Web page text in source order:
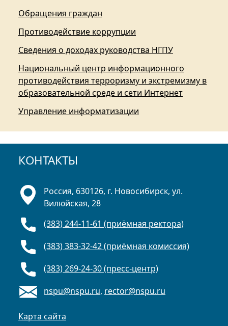
Обращения граждан
Противодействие коррупции
Сведения о доходах руководства НГПУ
Национальный центр информационного
противодействия терроризму и экстремизму в
образовательной среде и сети Интернет
Управление информатизации
КОНТАКТЫ
Россия, 630126, г. Новосибирск, ул.
Вилюйская, 28
(383) 244-11-61 (приёмная ректора)
(383) 383-32-42 (приёмная комиссия)
(383) 269-24-30 (пресс-центр)
nspu@nspu.ru, rector@nspu.ru
Карта сайта